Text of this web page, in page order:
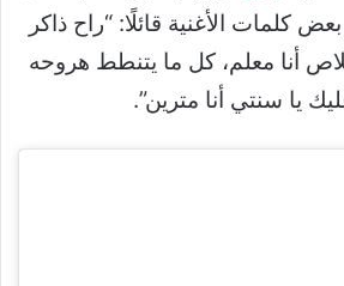
كلمات الأغنية قائلًا: “راح ذاكر
أنا معلم، كل ما يتنطط هروحه
يا سنتي أنا مترين”.